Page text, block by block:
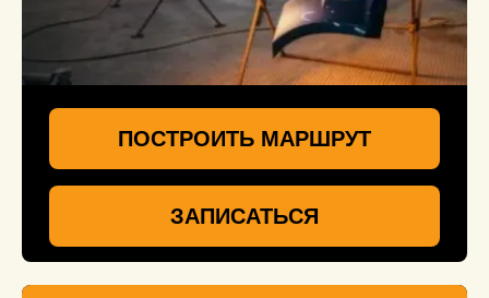
ПОСТРОИТЬ МАРШРУТ
ЗАПИСАТЬСЯ